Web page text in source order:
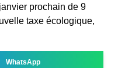
prochain de 9
taxe écologique,
WhatsApp